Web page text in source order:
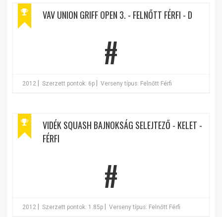
VAV UNION GRIFF OPEN 3. - FELNŐTT FÉRFI - D
#
2012 Szerzett pontok: 6p Verseny típus: Felnőtt Férfi
VIDÉK SQUASH BAJNOKSÁG SELEJTEZŐ - KELET -
FÉRFI
#
2012 Szerzett pontok: 1.85p Verseny típus: Felnőtt Férfi